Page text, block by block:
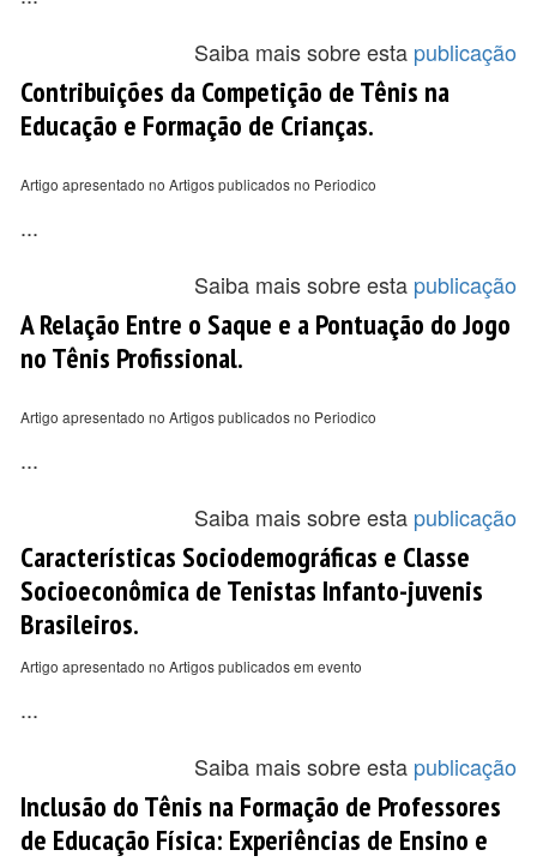
Saiba mais sobre esta publicação
Contribuições da Competição de Tênis na
Educação e Formação de Crianças.
Artigo apresentado no Artigos publicados no Periodico
...
Saiba mais sobre esta publicação
A Relação Entre o Saque e a Pontuação do Jogo
no Tênis Profissional.
Artigo apresentado no Artigos publicados no Periodico
...
Saiba mais sobre esta publicação
Características Sociodemográficas e Classe
Socioeconômica de Tenistas Infanto-juvenis
Brasileiros.
Artigo apresentado no Artigos publicados em evento
...
Saiba mais sobre esta publicação
Inclusão do Tênis na Formação de Professores
de Educação Física: Experiências de Ensino e